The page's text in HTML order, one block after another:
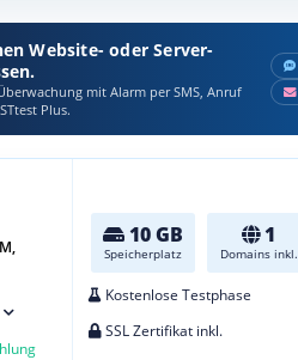
Website- oder Server-
mit Alarm per SMS, Anruf
Plus.
10 GB
Speicherplatz
1
Domains inkl.
Kostenlose Testphase
SSL Zertifikat inkl.